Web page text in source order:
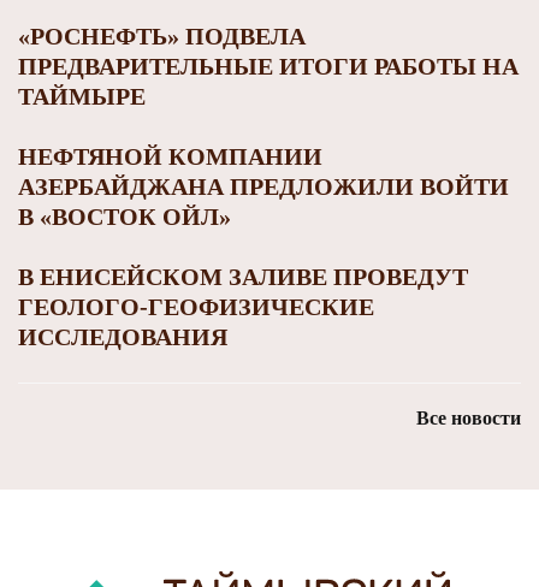
«РОСНЕФТЬ» ПОДВЕЛА
ПРЕДВАРИТЕЛЬНЫЕ ИТОГИ РАБОТЫ НА
ТАЙМЫРЕ
НЕФТЯНОЙ КОМПАНИИ
АЗЕРБАЙДЖАНА ПРЕДЛОЖИЛИ ВОЙТИ
В «ВОСТОК ОЙЛ»
В ЕНИСЕЙСКОМ ЗАЛИВЕ ПРОВЕДУТ
ГЕОЛОГО-ГЕОФИЗИЧЕСКИЕ
ИССЛЕДОВАНИЯ
Все новости